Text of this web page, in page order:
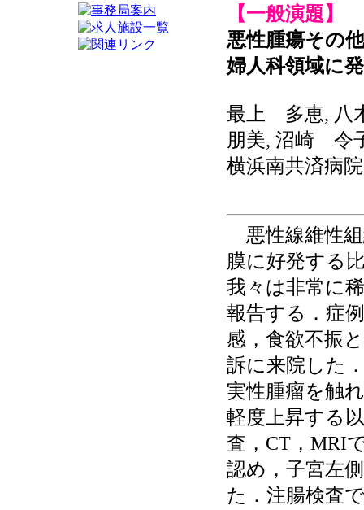
【一般演題】
悪性腫瘍その
婦人科領域に
最上 多恵,
朋美, 沼崎 令
横浜南共済病
悪性線維性組
膜に好発する
我々は非常に
報告する．症
感，食欲不振
訴に来院した
実性腫瘤を触
軽度上昇する
査，CT，MRI
認め，子宮左
た．注腸検査